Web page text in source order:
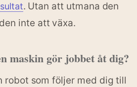
. Utan att utmana den
inte att växa.
maskin gör jobbet åt dig?
robot som följer med dig till